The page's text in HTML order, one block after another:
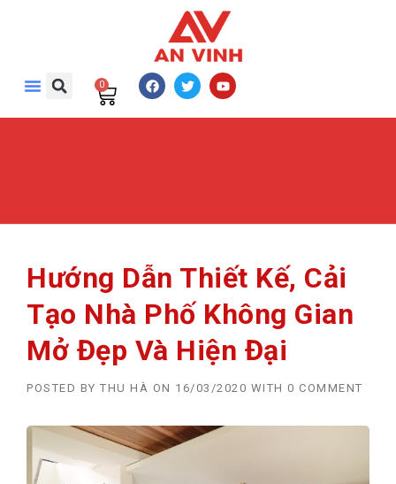
0
Hướng Dẫn Thiết Kế, Cải
Tạo Nhà Phố Không Gian
Mở Đẹp Và Hiện Đại
POSTED BY THU HÀ ON 16/03/2020 WITH 0 COMMENT